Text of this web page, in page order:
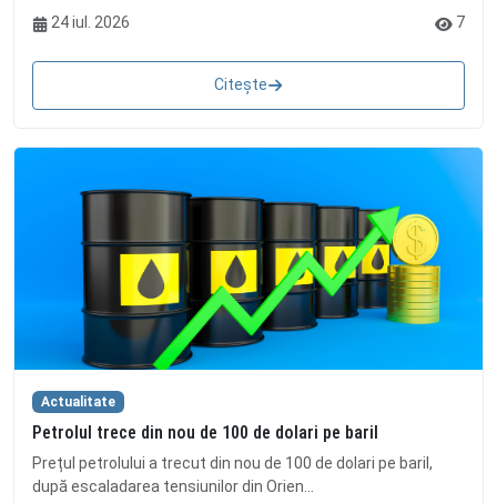
24 iul. 2026
7
Citește
Actualitate
Petrolul trece din nou de 100 de dolari pe baril
Prețul petrolului a trecut din nou de 100 de dolari pe baril,
după escaladarea tensiunilor din Orien...